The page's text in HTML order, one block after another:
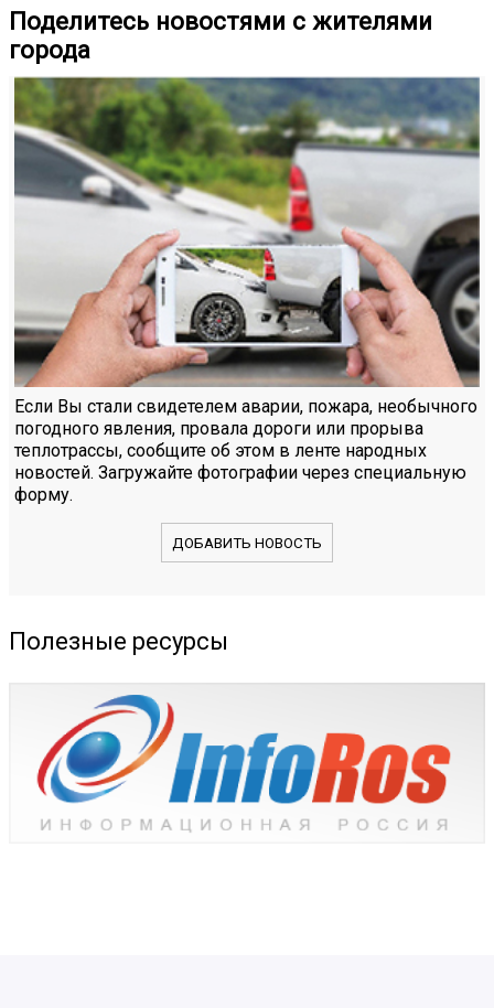
Поделитесь новостями с жителями
города
Если Вы стали свидетелем аварии, пожара, необычного
погодного явления, провала дороги или прорыва
теплотрассы, сообщите об этом в ленте народных
новостей. Загружайте фотографии через специальную
форму.
ДОБАВИТЬ НОВОСТЬ
Полезные ресурсы